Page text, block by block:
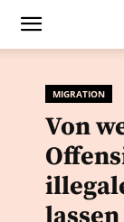
MIGRATION
Von